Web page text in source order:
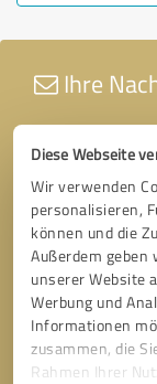
Diese Webseite
Wir verwenden
personalisieren,
können und die
Außerdem
unserer Website
Werbung und
Informationen
zusammen, die
Rahmen Ihrer
Ihre